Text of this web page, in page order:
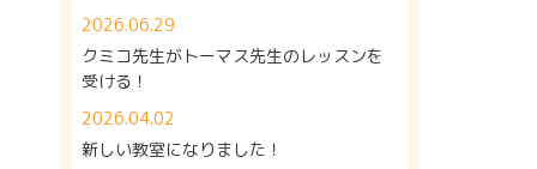
2026.06.29
クミコ先生がトーマス先生のレッスンを
受ける！
2026.04.02
新しい教室になりました！